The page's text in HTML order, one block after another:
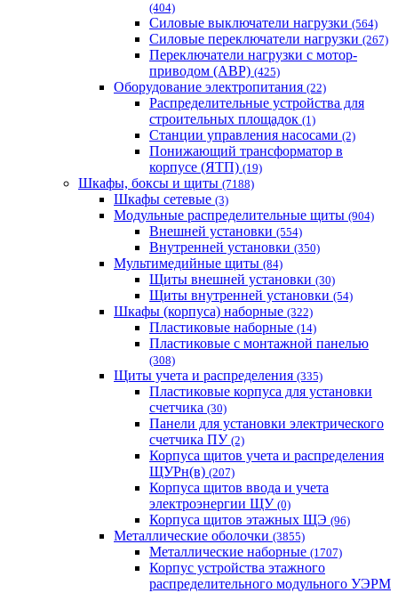
(404)
Силовые выключатели нагрузки (564)
Cиловые переключатели нагрузки (267)
Переключатели нагрузки с мотор-
приводом (АВР) (425)
Оборудование электропитания (22)
Распределительные устройства для
строительных площадок (1)
Станции управления насосами (2)
Понижающий трансформатор в
корпусе (ЯТП) (19)
Шкафы, боксы и щиты (7188)
Шкафы сетевые (3)
Модульные распределительные щиты (904)
Внешней установки (554)
Внутренней установки (350)
Мультимедийные щиты (84)
Щиты внешней установки (30)
Щиты внутренней установки (54)
Шкафы (корпуса) наборные (322)
Пластиковые наборные (14)
Пластиковые с монтажной панелью
(308)
Щиты учета и распределения (335)
Пластиковые корпуса для установки
счетчика (30)
Панели для установки электрического
счетчика ПУ (2)
Корпуса щитов учета и распределения
ЩУРн(в) (207)
Корпуса щитов ввода и учета
электроэнергии ЩУ (0)
Корпуса щитов этажных ЩЭ (96)
Металлические оболочки (3855)
Металлические наборные (1707)
Корпус устройства этажного
распределительного модульного УЭРМ